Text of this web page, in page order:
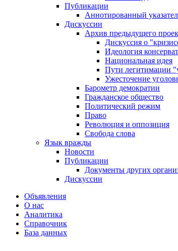
Публикации
Аннотированный
Дискуссии
Архив предыдущего
Дискуссия о
Идеология
Национальная идея
Пути легитимации
Ужесточение
Барометр демократии
Гражданское общество
Политический режим
Право
Революция и оппозиция
Свобода слова
Язык вражды
Новости
Публикации
Документы других
Дискуссии
Объявления
О нас
Аналитика
Справочник
База данных